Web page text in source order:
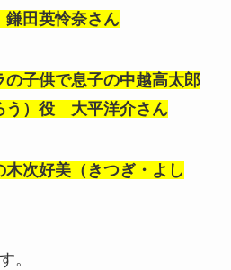
田英怜奈さん
子供で息子の中越高太郎
う）役 大平洋介さん
木次好美（きつぎ・よし
。